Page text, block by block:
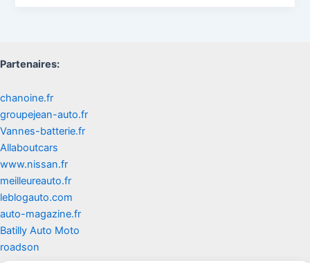
Partenaires:
chanoine.fr
groupejean-auto.fr
Vannes-batterie.fr
Allaboutcars
www.nissan.fr
meilleureauto.fr
leblogauto.com
auto-magazine.fr
Batilly Auto Moto
roadson